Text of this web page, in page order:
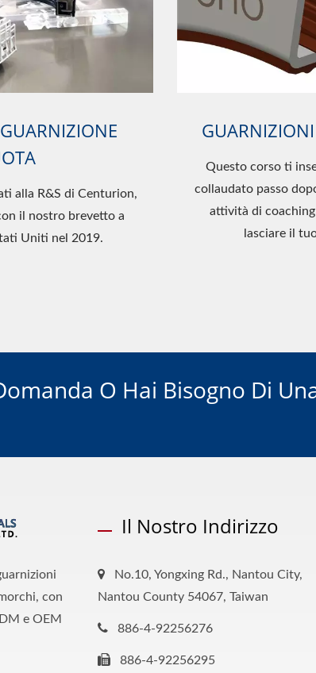
alla R&S di Centurion,
il nostro brevetto a
Uniti nel 2019.
GUARNIZIONI
Questo corso ti
collaudato passo
attività di coaching
lasciare il
O Hai Bisogno Di
con
e OEM
Il Nostro Indirizzo
No.10, Yongxing Rd., Nantou City,
Nantou County 54067, Taiwan
886-4-92256276
886-4-92256295